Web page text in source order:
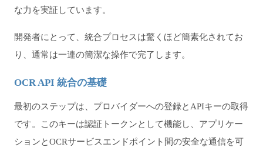
な力を実証しています。
開発者にとって、統合プロセスは驚くほど簡素化されてお
り、通常は一連の簡潔な操作で完了します。
OCR API 統合の基礎
最初のステップは、プロバイダーへの登録とAPIキーの取得
です。このキーは認証トークンとして機能し、アプリケー
ションとOCRサービスエンドポイント間の安全な通信を可